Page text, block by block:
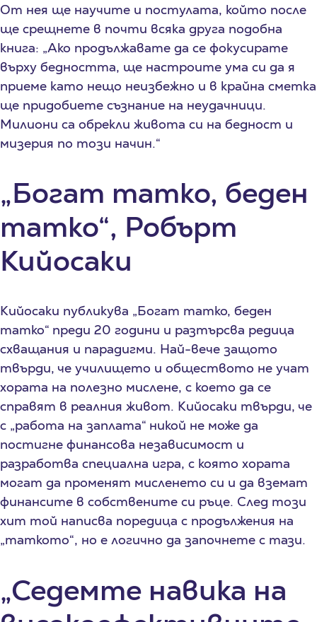
От нея ще научите и постулата, който после
ще срещнете в почти всяка друга подобна
книга: „Ако продължавате да се фокусирате
върху бедността, ще настроите ума си да я
приеме като нещо неизбежно и в крайна сметка
ще придобиете съзнание на неудачници.
Милиони са обрекли живота си на бедност и
мизерия по този начин.“
„Богат татко, беден
татко“, Робърт
Кийосаки
Кийосаки публикува „Богат татко, беден
татко“ преди 20 години и разтърсва редица
схващания и парадигми. Най-вече защото
твърди, че училището и обществото не учат
хората на полезно мислене, с което да се
справят в реалния живот. Кийосаки твърди, че
с „работа на заплата“ никой не може да
постигне финансова независимост и
разработва специална игра, с която хората
могат да променят мисленето си и да вземат
финансите в собствените си ръце. След този
хит той написва поредица с продължения на
„таткото“, но е логично да започнете с тази.
„Седемте навика на